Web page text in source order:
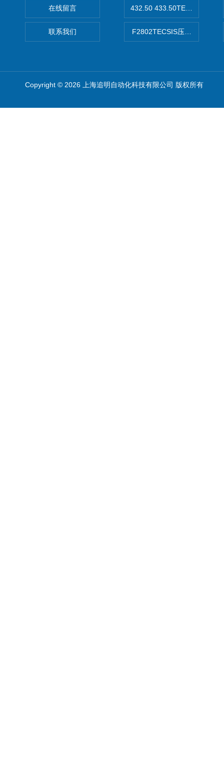
在线留言
联系我们
432.50 433.50TECSIS压力表
F2802TECSIS压力传感器
Copyright © 2026 上海追明自动化科技有限公司 版权所有